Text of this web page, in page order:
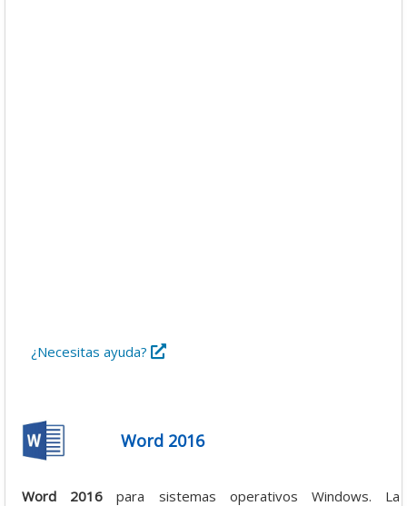
¿Necesitas ayuda?
Word 2016
Word 2016 para sistemas operativos Windows. La